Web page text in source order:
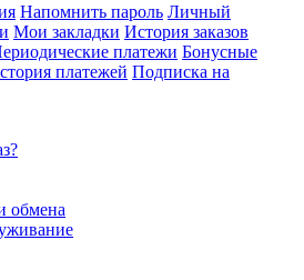
Напомнить пароль Личный
Мои закладки История заказов
платежи Бонусные
платежей Подписка на
обмена